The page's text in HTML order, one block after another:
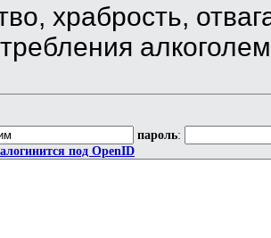
храбрость,
пароль:
под OpenID